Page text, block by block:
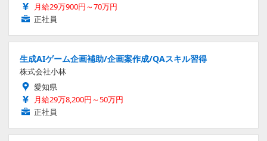
月給29万900円～70万円
正社員
生成AIゲーム企画補助/企画案作成/QAスキル習得
株式会社小林
愛知県
月給29万8,200円～50万円
正社員